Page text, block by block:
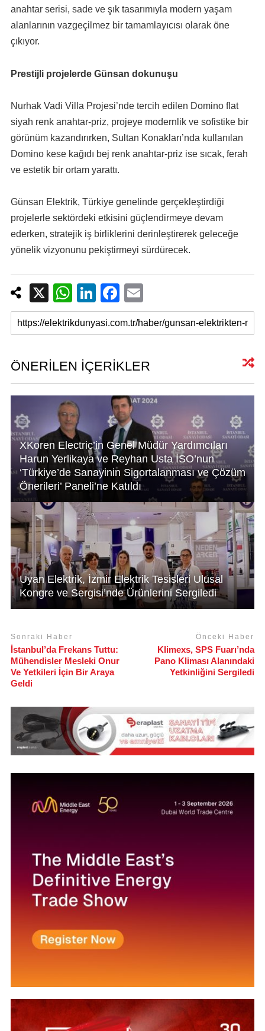
anahtar serisi, sade ve şık tasarımıyla modern yaşam
alanlarının vazgeçilmez bir tamamlayıcısı olarak öne
çıkıyor.
Prestijli projelerde Günsan dokunuşu
Nurhak Vadi Villa Projesi’nde tercih edilen Domino flat
siyah renk anahtar-priz, projeye modernlik ve sofistike bir
görünüm kazandırırken, Sultan Konakları’nda kullanılan
Domino kese kağıdı bej renk anahtar-priz ise sıcak, ferah
ve estetik bir ortam yarattı.
Günsan Elektrik, Türkiye genelinde gerçekleştirdiği
projelerle sektördeki etkisini güçlendirmeye devam
ederken, stratejik iş birliklerini derinleştirerek geleceğe
yönelik vizyonunu pekiştirmeyi sürdürecek.
X
W
h
at
A
p
p
Li
n
k
dI
n
F
a
c
b
o
o
k
m
ail
ÖNERİLEN İÇERİKLER
XKoren Electric’in Genel Müdür Yardımcıları
Harun Yerlikaya ve Reyhan Usta İSO’nun
‘Türkiye’de Sanayinin Sigortalanması ve Çözüm
Önerileri’ Paneli’ne Katıldı
Uyan Elektrik, İzmir Elektrik Tesisleri Ulusal
Kongre ve Sergisi’nde Ürünlerini Sergiledi
Sonraki Haber
İstanbul’da Frekans Tuttu:
Mühendisler Mesleki Onur
Ve Yetkileri İçin Bir Araya
Geldi
Önceki Haber
Klimexs, SPS Fuarı’nda
Pano Kliması Alanındaki
Yetkinliğini Sergiledi